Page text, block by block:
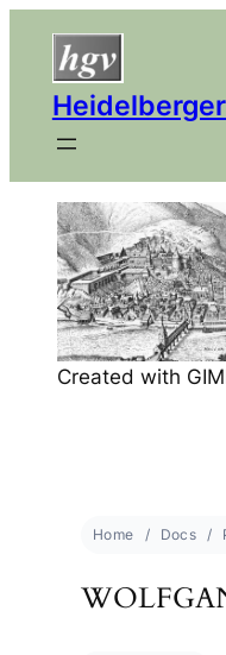
Created with
Home Docs